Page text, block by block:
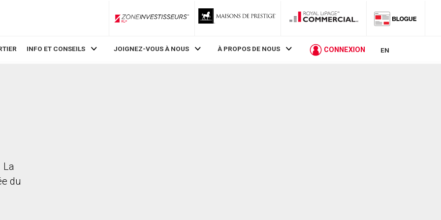
ZoneInvestisseurs RLP
INFO ET CONSEILS JOIGNEZ-VOUS À NOUS À PROPOS DE NOUS CONNEXION EN
La
du